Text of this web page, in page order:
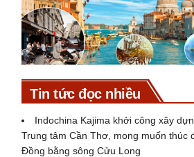
Tin tức đọc nhiều
Indochina Kajima khởi công xây
Trung tâm Cần Thơ, mong muốn thúc
Đồng bằng sông Cửu Long